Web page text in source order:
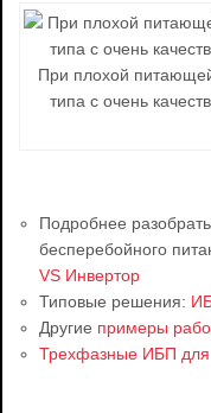
При плохой
типа с очень
Подробнее
бесперебойного
VS Инвертор
Типовые решения:
Другие примеры
Трехфазные ИБП для